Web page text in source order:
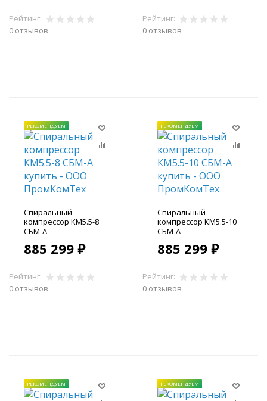
Рейтинг:
0 отзывов
Рейтинг:
0 отзывов
РЕКОМЕНДУЕМ
Спиральный
компрессор КМ5.5-8
СБМ-А
885 299 ₽
Рейтинг:
0 отзывов
РЕКОМЕНДУЕМ
Спиральный
компрессор КМ5.5-10
СБМ-А
885 299 ₽
Рейтинг:
0 отзывов
РЕКОМЕНДУЕМ РЕКОМЕНДУЕМ